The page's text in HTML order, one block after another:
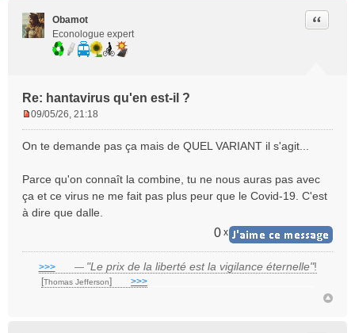
Obamot
Econologue expert
Re: hantavirus qu'en est-il ?
Citer
s
a
g
e
n
09/05/26, 21:18
On te demande pas ça mais de QUEL VARIANT il s'agit...
Parce qu'on connaît la combine, tu ne nous auras pas avec
ça et ce virus ne me fait pas plus peur que le Covid-19. C'est
à dire que dalle.
0 x
>>>___ — "Le prix de la liberté est la vigilance éternelle"!
[Thomas Jefferson] >>>